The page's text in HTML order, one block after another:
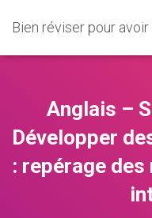
Bien réviser pour
Anglais –
Développer
: repérage